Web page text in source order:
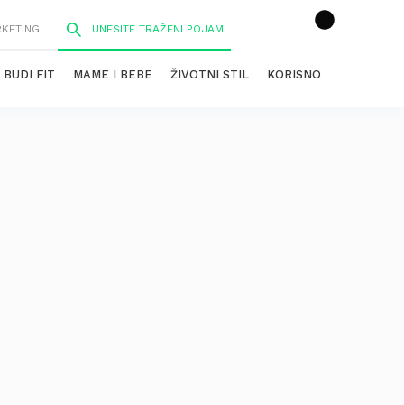
BUDI FIT MAME I BEBE ŽIVOTNI STIL KORISNO